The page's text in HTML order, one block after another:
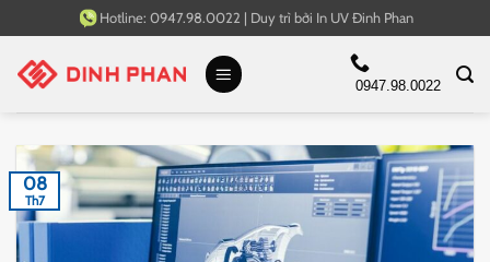
qua
nội
Hotline: 0947.98.0022 | Duy trì bởi In UV Đinh Phan
0947.98.0022
08
Th7